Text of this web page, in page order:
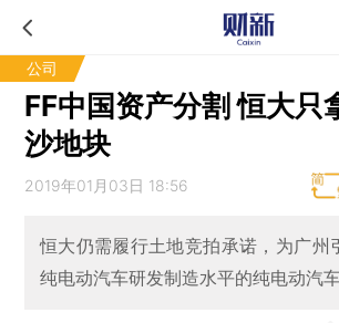
公司
FF中国资产分割 恒大只
沙地块
2019年01月03日 18:56
恒大仍需履行土地竞拍承诺，为广州
纯电动汽车研发制造水平的纯电动汽